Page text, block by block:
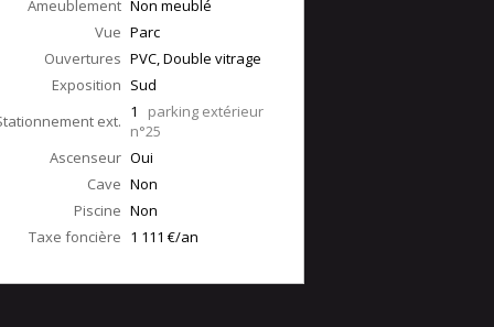
Ameublement Non meublé
Vue Parc
Ouvertures PVC, Double vitrage
Exposition Sud
ext. 1 parking extérieur
n°25
Ascenseur Oui
Cave Non
Piscine Non
Taxe foncière 1 111 €/an